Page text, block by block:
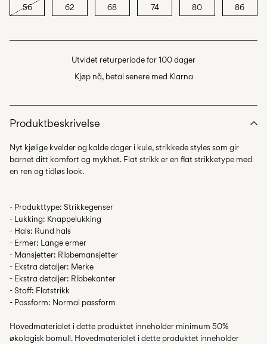
56 62 68 74 80 86
Utvidet returperiode for 100 dager
Kjøp nå, betal senere med Klarna
Produktbeskrivelse
Nyt kjølige kvelder og kalde dager i kule, strikkede styles som gir
barnet ditt komfort og mykhet. Flat strikk er en flat strikketype med
- Produkttype: Strikkegenser
- Lukking: Knappelukking
- Hals: Rund hals
- Ermer: Lange ermer
- Mansjetter: Ribbemansjetter
- Ekstra detaljer: Merke
- Ekstra detaljer: Ribbekanter
- Stoff: Flatstrikk
- Passform: Normal passform
Hovedmaterialet i dette produktet inneholder minimum 50%
økologisk bomull. Hovedmaterialet i dette produktet inneholder